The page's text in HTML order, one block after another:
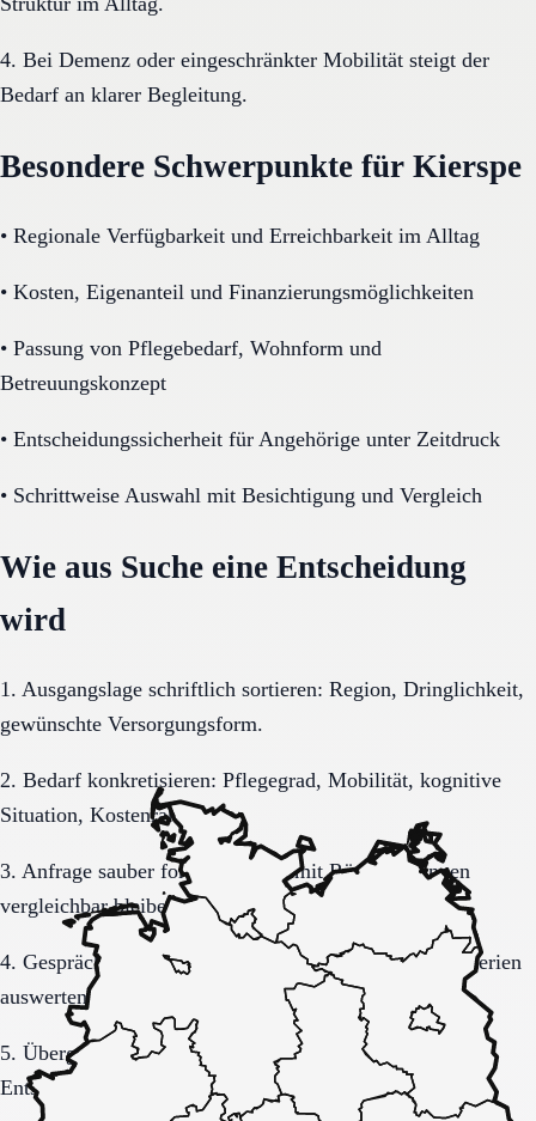
4. Bei Demenz oder eingeschränkter Mobilität steigt der
Bedarf an klarer Begleitung.
Besondere Schwerpunkte für Kierspe
• Regionale Verfügbarkeit und Erreichbarkeit im Alltag
• Kosten, Eigenanteil und Finanzierungsmöglichkeiten
• Passung von Pflegebedarf, Wohnform und
Betreuungskonzept
• Entscheidungssicherheit für Angehörige unter Zeitdruck
• Schrittweise Auswahl mit Besichtigung und Vergleich
Wie aus Suche eine Entscheidung
wird
1. Ausgangslage schriftlich sortieren: Region, Dringlichkeit,
gewünschte Versorgungsform.
2. Bedarf konkretisieren: Pflegegrad, Mobilität, kognitive
Situation, Kostenrahmen.
3. Anfrage sauber formulieren, damit Rückmeldungen
vergleichbar bleiben.
4. Gespräche und Besichtigungen mit festen Muss-Kriterien
auswerten.
5. Übergang, Kommunikation und Kosten vor der
Entscheidung vollständig klären.